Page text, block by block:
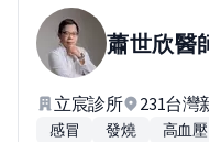
蕭世欣醫
立宸診所 231台灣
感冒 發燒 高血壓